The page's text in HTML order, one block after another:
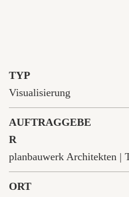
TYP
Visualisierung
AUFTRAGGEBE
R
planbauwerk Architekten |
ORT